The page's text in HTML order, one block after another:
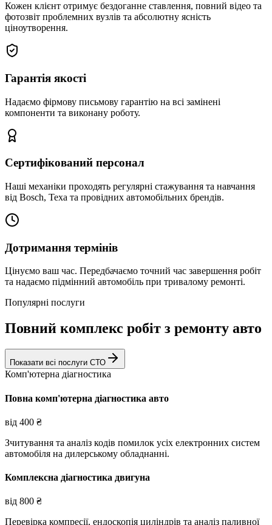
Кожен клієнт отримує бездоганне ставлення, повний відео та
фотозвіт проблемних вузлів та абсолютну ясність
ціноутворення.
Гарантія якості
Надаємо фірмову письмову гарантію на всі замінені
компоненти та виконану роботу.
Сертифікований персонал
Наші механіки проходять регулярні стажування та навчання
від Bosch, Texa та провідних автомобільних брендів.
Дотримання термінів
Цінуємо ваш час. Передбачаємо точний час завершення робіт
та надаємо підмінний автомобіль при тривалому ремонті.
Популярні послуги
Повний комплекс робіт з ремонту авто
Показати всі послуги СТО
Комп'ютерна діагностика
Повна комп'ютерна діагностика авто
від 400 ₴
Зчитування та аналіз кодів помилок усіх електронних систем
автомобіля на дилерському обладнанні.
Комплексна діагностика двигуна
від 800 ₴
Перевірка компресії, ендоскопія циліндрів та аналіз паливної